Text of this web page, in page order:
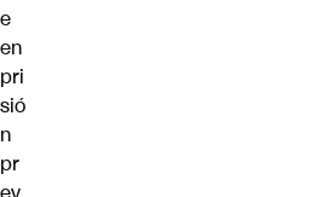
e
en
pri
sió
n
pr